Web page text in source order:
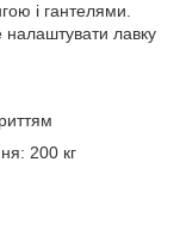
і гантелями.
лавку
200 кг